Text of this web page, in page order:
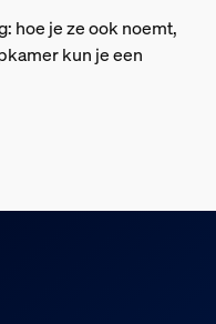
hoe je ze ook noemt,
kun je een